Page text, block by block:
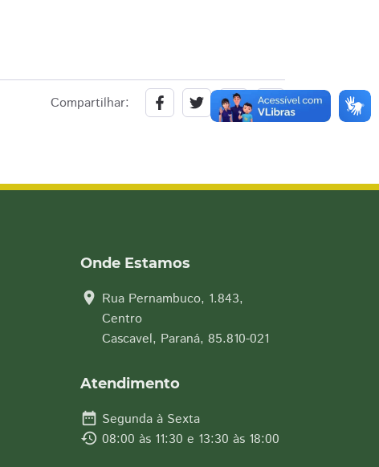
Compartilhar:
Onde Estamos
location_on Rua Pernambuco, 1.843,
Centro
Cascavel, Paraná, 85.810-021
Atendimento
date_range Segunda à Sexta
history 08:00 às 11:30 e 13:30 às 18:00